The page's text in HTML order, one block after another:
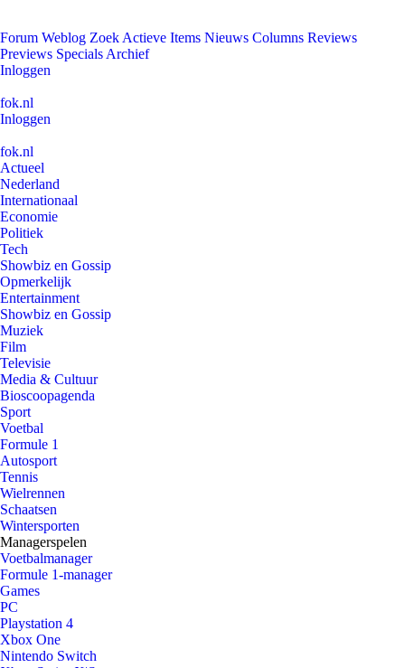
Forum Weblog Zoek Actieve Items Nieuws Columns Reviews
Previews Specials Archief
Inloggen
fok.nl
Inloggen
fok.nl
Actueel
Nederland
Internationaal
Economie
Politiek
Tech
Showbiz en Gossip
Opmerkelijk
Entertainment
Showbiz en Gossip
Muziek
Film
Televisie
Media & Cultuur
Bioscoopagenda
Sport
Voetbal
Formule 1
Autosport
Tennis
Wielrennen
Schaatsen
Wintersporten
Managerspelen
Voetbalmanager
Formule 1-manager
Games
PC
Playstation 4
Xbox One
Nintendo Switch